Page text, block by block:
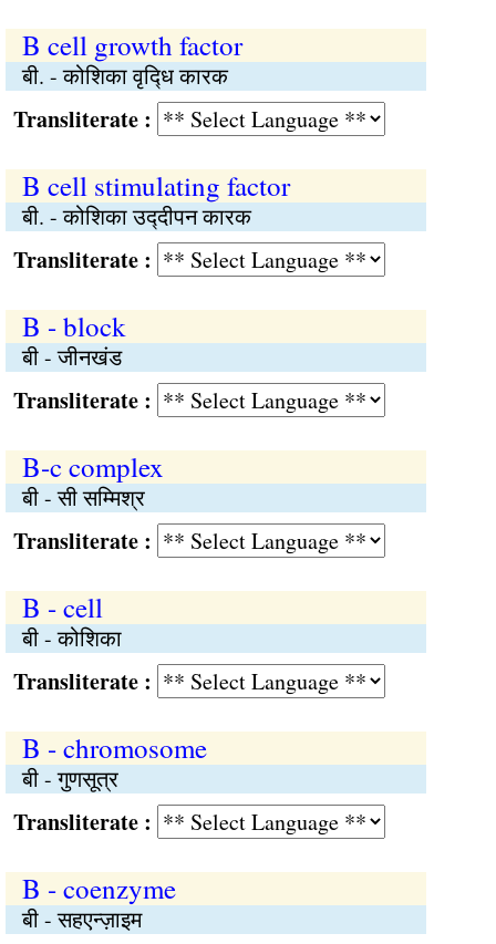
B cell growth factor
बी. - कोशिका वृद्‍धि कारक
:
B cell stimulating factor
बी. - कोशिका उद्‍दीपन कारक
:
B - block
बी - जीनखंड
:
B-c complex
बी - सी सम्मिश्र
:
B - cell
बी - कोशिका
:
B - chromosome
बी - गुणसूत्र
:
B - coenzyme
बी - सहएन्ज़ाइम